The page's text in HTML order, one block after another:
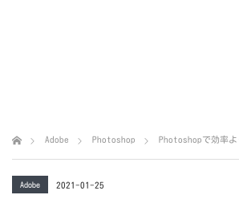
Adobe Photoshop Photoshopで効率よ
Adobe 2021-01-25